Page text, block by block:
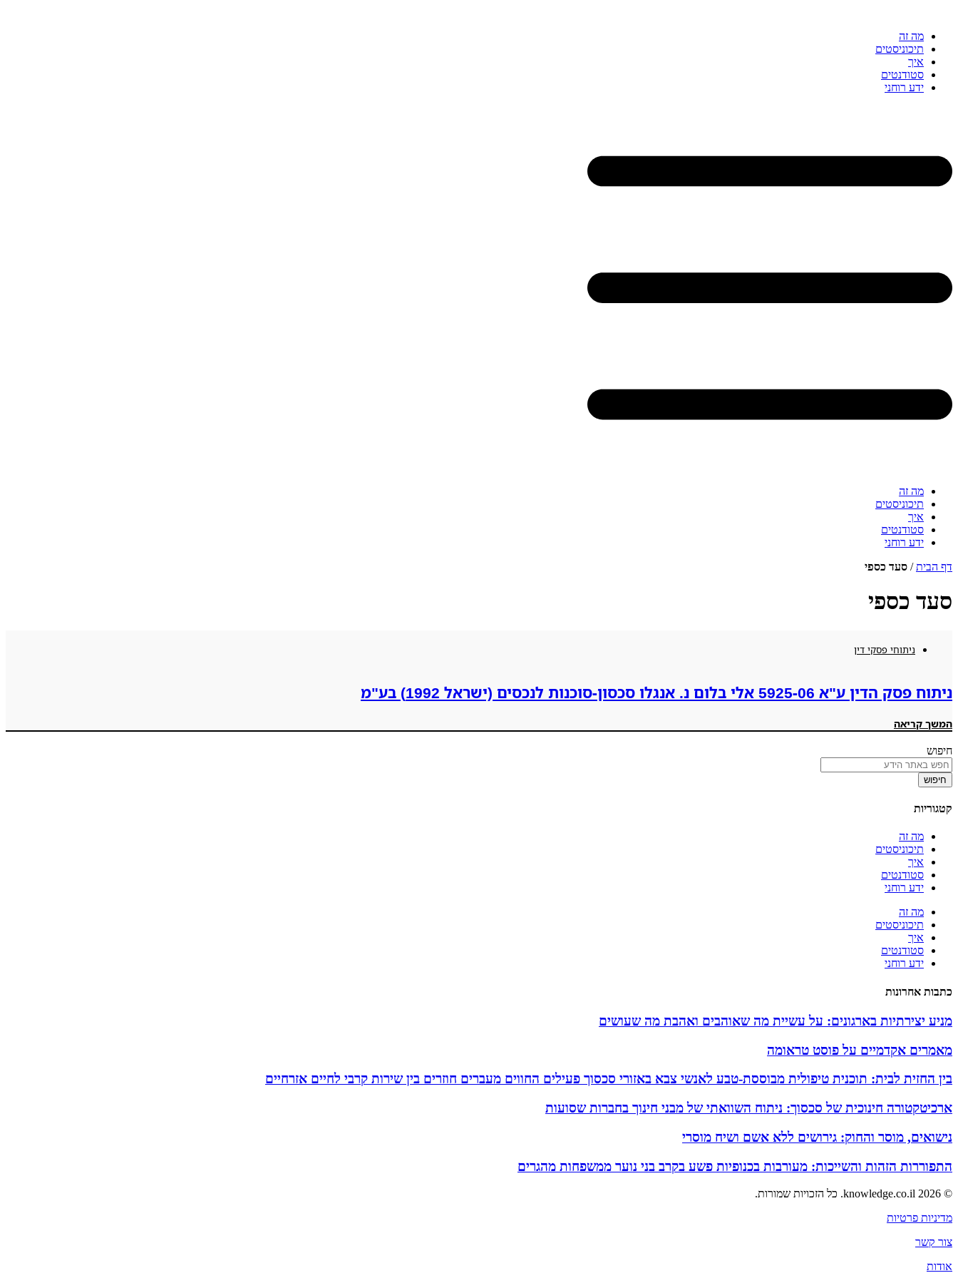
מה זה
תיכוניסטים
איך
סטודנטים
ידע רוחני
מה זה
תיכוניסטים
איך
סטודנטים
ידע רוחני
דף הבית/ סעד כספי
סעד כספי
ניתוחי פסקי דין
ניתוח פסק הדין ע"א 5925-06 אלי בלום נ. אנגלו סכסון-סוכנות לנכסים (ישראל 1992) בע"מ
המשך קריאה
חיפוש
חיפוש
קטגוריות
מה זה
תיכוניסטים
איך
סטודנטים
ידע רוחני
מה זה
תיכוניסטים
איך
סטודנטים
ידע רוחני
כתבות אחרונות
מניע יצירתיות בארגונים: על עשיית מה שאוהבים ואהבת מה שעושים
מאמרים אקדמיים על פוסט טראומה
בין החזית לבית: תוכנית טיפולית מבוססת-טבע לאנשי צבא באזורי סכסוך פעילים החווים מעברים חוזרים בין שירות קרבי לחיים אזרחיים
ארכיטקטורה חינוכית של סכסוך: ניתוח השוואתי של מבני חינוך בחברות שסועות
נישואים, מוסר והחוק: גירושים ללא אשם ושיח מוסרי
התפוררות הזהות והשייכות: מעורבות בכנופיות פשע בקרב בני נוער ממשפחות מהגרים
© 2026 knowledge.co.il. כל הזכויות שמורות.
מדיניות פרטיות
צור קשר
אודות